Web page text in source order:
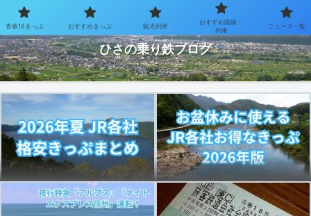
お得なきっぷで乗り鉄を楽しむブログ
ひさの乗り鉄ブログ
青春18きっぷ おすすめきっぷ 観光列車
おすすめ路線・
列車
ニュース一覧